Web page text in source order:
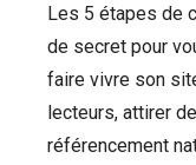
Les 5 étapes de
de secret pour
faire vivre son
lecteurs, attirer
référencement